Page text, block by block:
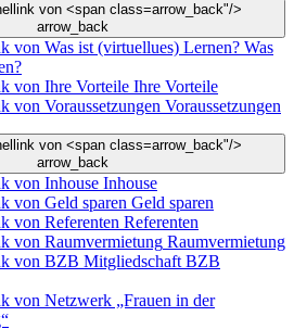
arrow_back"/>
arrow_back
Was
Ihre Vorteile
Voraussetzungen
arrow_back"/>
arrow_back
Inhouse
Geld sparen
Referenten
Raumvermietung
BZB